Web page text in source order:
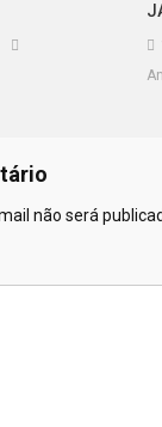
não será